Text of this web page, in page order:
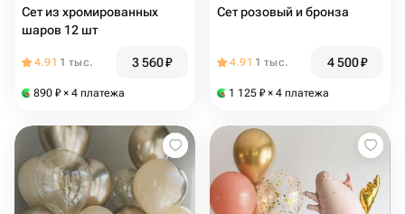
Сет из хромированных
шаров 12 шт
4.91 1 тыс. 3 560₽
890 ₽ × 4 платежа
Сет розовый и бронза
4.91 1 тыс. 4 500₽
1 125 ₽ × 4 платежа